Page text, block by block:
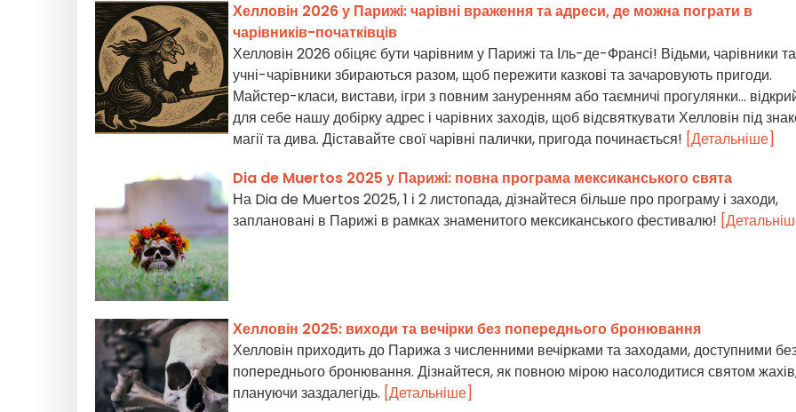
Хелловін 2026 у Парижі: чарівні враження та адреси, де можна пограти в
чарівників-початківців
Хелловін 2026 обіцяє бути чарівним у Парижі та Іль-де-Франсі! Відьми, чарівники та
учні-чарівники збираються разом, щоб пережити казкові та зачаровують пригоди.
Майстер-класи, вистави, ігри з повним зануренням або таємничі прогулянки...
для себе нашу добірку адрес і чарівних заходів, щоб відсвяткувати Хелловін під
магії та дива. Діставайте свої чарівні палички, пригода починається! [Детальніше]
Dia de Muertos 2025 у Парижі: повна програма мексиканського свята
На Dia de Muertos 2025, 1 і 2 листопада, дізнайтеся більше про програму і заходи,
заплановані в Парижі в рамках знаменитого мексиканського фестивалю!
Хелловін 2025: виходи та вечірки без попереднього бронювання
Хелловін приходить до Парижа з численними вечірками та заходами, доступними
попереднього бронювання. Дізнайтеся, як повною мірою насолодитися святом
плануючи заздалегідь. [Детальніше]